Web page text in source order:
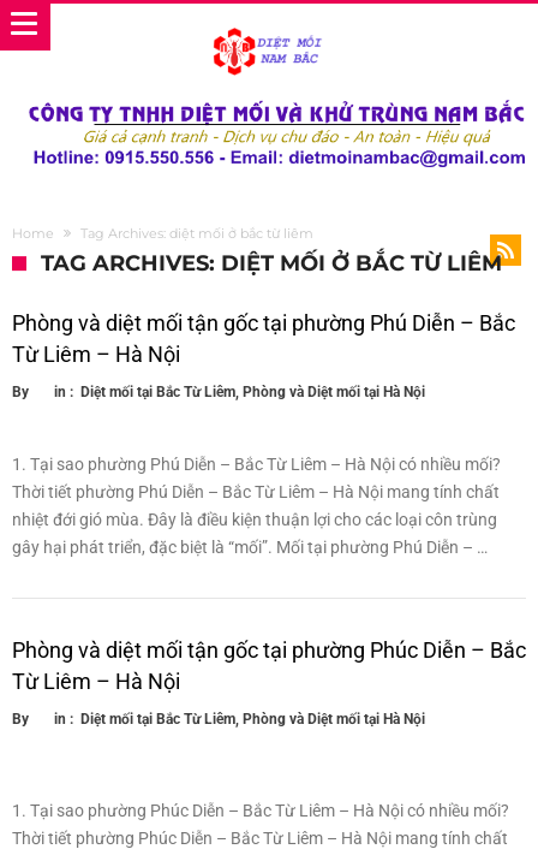
Home Tag Archives: diệt mối ở bắc từ liêm
TAG ARCHIVES: DIỆT MỐI Ở BẮC TỪ LIÊM
Phòng và diệt mối tận gốc tại phường Phú Diễn – Bắc
Từ Liêm – Hà Nội
By in : Diệt mối tại Bắc Từ Liêm, Phòng và Diệt mối tại Hà Nội
1. Tại sao phường Phú Diễn – Bắc Từ Liêm – Hà Nội có nhiều mối?
Thời tiết phường Phú Diễn – Bắc Từ Liêm – Hà Nội mang tính chất
nhiệt đới gió mùa. Đây là điều kiện thuận lợi cho các loại côn trùng
gây hại phát triển, đặc biệt là “mối”. Mối tại phường Phú Diễn – …
Phòng và diệt mối tận gốc tại phường Phúc Diễn – Bắc
Từ Liêm – Hà Nội
By in : Diệt mối tại Bắc Từ Liêm, Phòng và Diệt mối tại Hà Nội
1. Tại sao phường Phúc Diễn – Bắc Từ Liêm – Hà Nội có nhiều mối?
Thời tiết phường Phúc Diễn – Bắc Từ Liêm – Hà Nội mang tính chất